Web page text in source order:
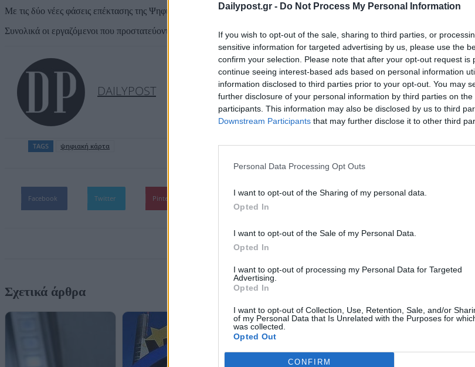
Dailypost.gr - Do Not Process My Personal Information
If you wish to opt-out of the sale, sharing to third parties, or
sensitive information for targeted advertising by us, please use the
confirm your selection. Please note that after your opt-out request is
continue seeing interest-based ads based on personal information
information disclosed to third parties prior to your opt-out. You may
further disclosure of your personal information by third parties on the
participants. This information may also be disclosed by us to third
Downstream Participants that may further disclose it to other third
Personal Data Processing Opt Outs
I want to opt-out of the Sharing of my personal data.
Opted In
I want to opt-out of the Sale of my Personal Data.
Opted In
I want to opt-out of processing my Personal Data for Targeted
Advertising.
Opted In
I want to opt-out of Collection, Use, Retention, Sale, and/or
of my Personal Data that Is Unrelated with the Purposes for
was collected.
Opted Out
CONFIRM
Με τις δύο νέες φάσεις επέκτασης της Ψηφιακής Κάρτας Εργασίας καλύπτονται επιπλέον 476.000 εργαζόμενοι.
Συνολικά οι εργαζόμενοι που προστατεύονται από το μέτρο, μετά και τις νέες επεκτάσεις, εκτιμάται ότι ανέρχονται σε
DAILYPOST
TAGS ψηφιακή κάρτα
Facebook Twitter Pinterest WhatsApp
Σχετικά άρθρα